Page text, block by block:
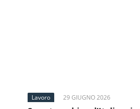
Lavoro 29 GIUGNO 2026